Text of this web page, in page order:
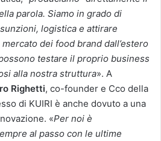
parola. Siamo in grado di
logistica e attirare
dei food brand dall’estero
testare il proprio business
alla nostra struttura». A
Righetti, co-founder e Cco della
di KUIRI è anche dovuto a una
«Per noi è
al passo con le ultime